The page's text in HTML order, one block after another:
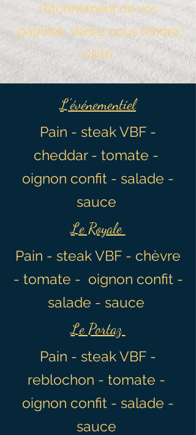
l'étonnement de vos
papilles. Venez nous rendre
visite.
L'événementiel
Pain - steak VBF -
cheddar - tomate -
oignon confit - salade -
sauce
Le Royale
Pain - steak VBF - chèvre
- tomate - oignon confit -
salade - sauce
Le Portaz
Pain - steak VBF -
reblochon - tomate -
oignon confit - salade -
sauce